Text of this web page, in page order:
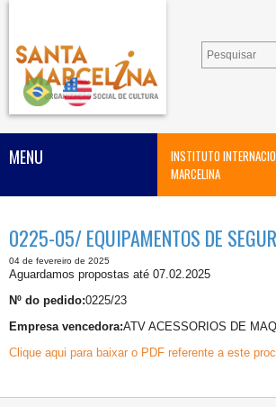
INSTITUTO
MARCELINA
MENU
0225-05/ EQUIPAMENTOS DE
04 de fevereiro de 2025
Aguardamos propostas até 07.02.2025
Nº do pedido:0225/23
Empresa vencedora:ATV ACESSORIOS DE
Clique aqui para baixar o PDF referente a este